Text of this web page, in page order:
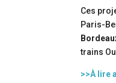
Ces
Paris-
trains
>>À lire